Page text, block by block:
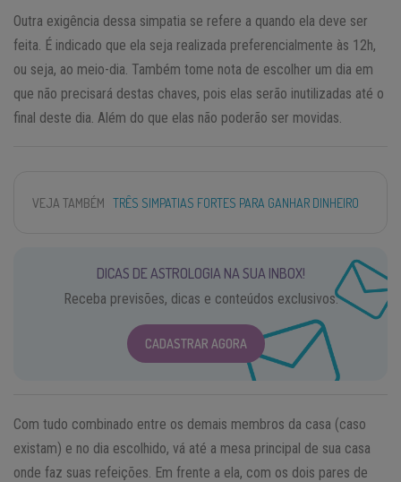
Outra exigência dessa simpatia se refere a quando ela deve ser
feita. É indicado que ela seja realizada preferencialmente às 12h,
ou seja, ao meio-dia. Também tome nota de escolher um dia em
que não precisará destas chaves, pois elas serão inutilizadas até o
final deste dia. Além do que elas não poderão ser movidas.
VEJA TAMBÉM TRÊS SIMPATIAS FORTES PARA GANHAR DINHEIRO
DICAS DE ASTROLOGIA NA SUA INBOX!
Receba previsões, dicas e conteúdos exclusivos.
CADASTRAR AGORA
Com tudo combinado entre os demais membros da casa (caso
existam) e no dia escolhido, vá até a mesa principal de sua casa
onde faz suas refeições. Em frente a ela, com os dois pares de